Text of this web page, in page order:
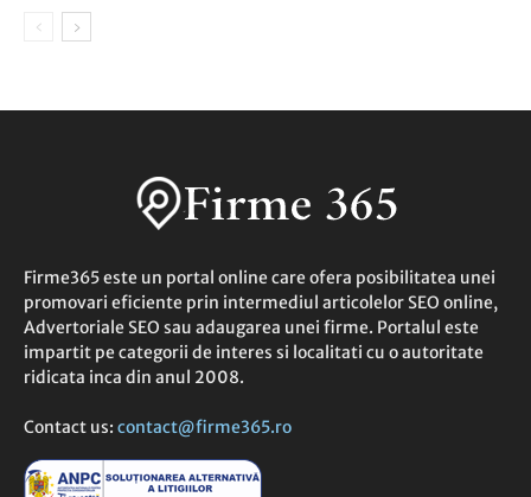
Firme365 este un portal online care ofera posibilitatea unei
promovari eficiente prin intermediul articolelor SEO online,
Advertoriale SEO sau adaugarea unei firme. Portalul este
impartit pe categorii de interes si localitati cu o autoritate
ridicata inca din anul 2008.
Contact us: contact@firme365.ro